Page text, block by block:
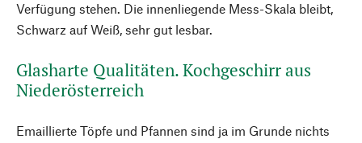
Verfügung stehen. Die innenliegende Mess-Skala bleibt,
Schwarz auf Weiß, sehr gut lesbar.
Glasharte Qualitäten. Kochgeschirr aus
Niederösterreich
Emaillierte Töpfe und Pfannen sind ja im Grunde nichts